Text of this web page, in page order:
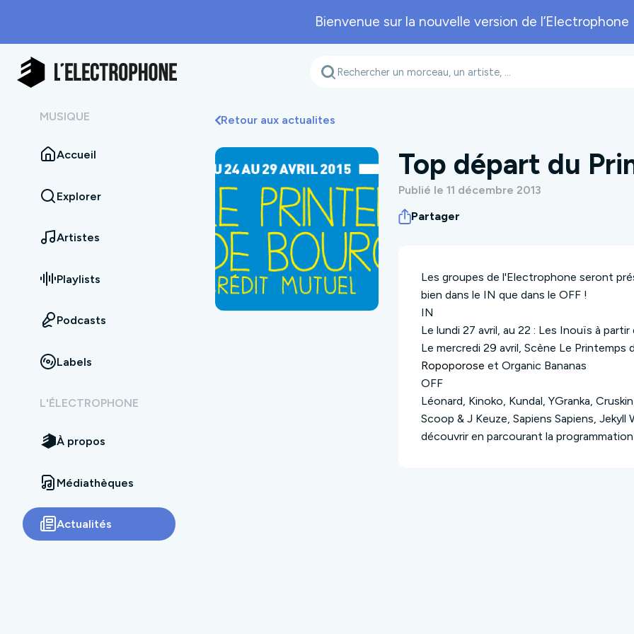
Bienvenue sur la nouvelle version de l’Electrophone
MUSIQUE
Accueil
Explorer
Artistes
Playlists
Podcasts
Labels
L'ÉLECTROPHONE
À propos
Médiathèques
Actualités
Retour aux actualites
Top départ du
Publié le 11 décembre 2013
Partager
Les groupes de l'Electrophone seront
bien dans le IN que dans le OFF !
IN
Le lundi 27 avril, au 22 : Les Inouïs à partir
Le mercredi 29 avril, Scène Le Printemps
Ropoporose et Organic Bananas
OFF
Léonard, Kinoko, Kundal, YGranka,
Scoop & J Keuze, Sapiens Sapiens, Jekyll
découvrir en parcourant la